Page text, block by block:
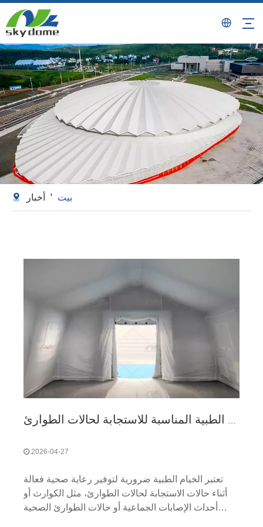
بيت ' أخبار
الدليل النهائي لاختيار الخيام الطبية المناسبة للاستجابة لحالات الطوارئ
2026-04-27
تعتبر الخيام الطبية ضرورية لتوفير رعاية صحية فعالة
أثناء حالات الاستجابة لحالات الطوارئ، مثل الكوارث أو
أحداث الإصابات الجماعية أو حالات الطوارئ الصحية